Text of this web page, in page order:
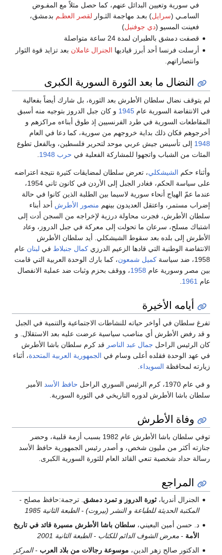
في سورية وتعيين البدائل عنهم، كما حصل مثلاً مع المفـوض
السامـي (سرايل) بعـد مهاجمة الثـوار لقصر العظـم بدمشق،
فعينت المسيو (دي جوفنيل)
قصفت دمشق بالطيران لمدة 24 ساعة متواصلة
أرسلت فرنسا أحد أبرز قياديها الجنرال غاملان بعد تزايد قوة الثوار
وانتصاراتهم.
النضال ما بعد الثورة السورية الكبرى
لم يتوقف نضال سلطان الأطرش بعد الثورة، بل شارك أيضاً بفعالية
في الانتفاضة السورية عام 1945 و كان جبل الدروز بتوجيه منه أسبق
المقاطعات السورية في طرد الفرنسيين إذ طوق أبناءه مراكزهم و
أخرجوهم فكان ذلك بداية خروجهم من سورية، كما دعا في العام
1948 إلى تأسيس جيش عربي موحد لتحرير فلسطين، وبالفعل تطوع
المئات من الشباب واتجهوا للمشاركة الفعلية في حرب 1948
وأثناء حكم الشيشكلي، تعرض سلطان لمضايقات كثيرة نتيجة اعتراضه
على سياسة الحكم، فغادر الجبل إلى الأردن في كانون ثاني 1954،
عندما عمّ الهياج أنحاء سورية لاسيما بين الطلبة الذين كانوا في حالة
إضراب مستمر، واعتقل العديدون بينهم منصور الأطرش أحد أبناء
سلطان الأطرش، فجرت محاولة درزية لإخراجه من السجن أدت إلى
اشتباك مسلح، سرعان ما تحولت إلى معركة في جبل الدروز، وعاد
الأطرش إلى بلده بعد سقوط الشيشكلي. أيد سلطان الأطرش
الانتفاضة الوطنية التي قادها الزعيم الدرزي كمال جنبلاط في لبنان عام
1958، ضد سياسة
كميل شمعون، كما بارك الوحدة العربية التي قامت
بين مصر وسورية عام 1958، ووقف بحزم وثبات ضد عملية الانفصال
عام 1961
أيامه الأخيرة
تفرغ سلطان في أواخر حياته للنشاطات الاجتماعية والتنمية في الجبل
و قد رفض الأطرش أي مناصب سياسية عرضت عليه بعد الاستقلال. و
كان الرئيس الراحل جمال عبد الناصر قد كرم سلطان باشا الأطرش
في عهد الوحدة فقلده أعلى وسام في الجمهورية العربية المتحدة، أثناء
زيارته لمحافظة السويداء
و في عام 1970، كرم الرئيس السوري الراحل حافظ الأسد الأمير
سلطان باشا الأطرش لدوره التاريخي في الثورة السورية.
وفاة الأطرش
توفي سلطان باشا الأطرش عام 1982 بسبب أزمة قلبية، وحضر
جنازته أكثر من مليون شخص، و أصدر رئيس الجمهورية حافظ الأسد
رسالة حداد شخصية تنعي القائد العام للثورة السورية الكبرى.
المراجع
الجنرال أندريا،ثورة الدروز و تمرد دمشق . ترجمة:حافظ مصلح -
المكتبة الحديثة للطباعة و النشر (بيروت) - الطبعة الثانية 1985
د. حسن أمين البعيني،سلطان باشا الأطرش مسيرة قائد في تاريخ
الأمة -معرض الشوف الدائم للكتاب - الطبعة الثانية 2001
الدكتور صالح زهر الدين، موسوعة رجالات من بلاد العرب -المركز